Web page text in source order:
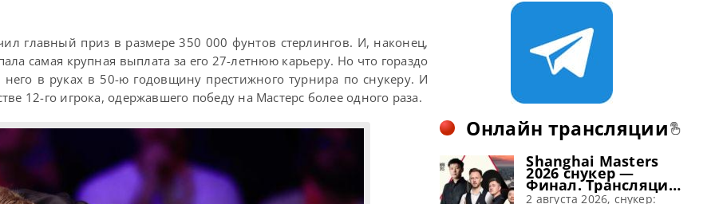
главный приз в размере 350 000 фунтов стерлингов. И, наконец,
самая крупная выплата за его 27-летнюю карьеру. Но что гораздо
в руках в 50-ю годовщину престижного турнира по снукеру. И
12-го игрока, одержавшего победу на Мастерс более одного раза.
Онлайн трансляции
Shanghai Masters
2026 снукер —
Финал. Трансляции
расписание
2 августа 2026, снукер: